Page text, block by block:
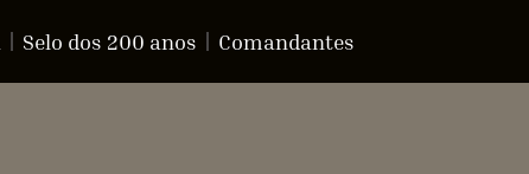
Selo dos 200 anos Comandantes